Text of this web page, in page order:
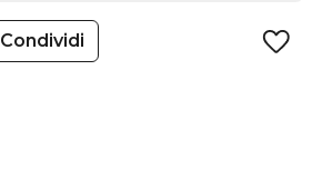
Condividi